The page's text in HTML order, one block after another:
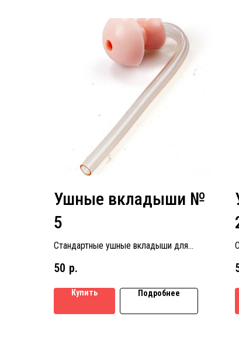
Ушные вкладыши №
5
Стандартные ушные вкладыши для
50 р.
Купить Подробнее